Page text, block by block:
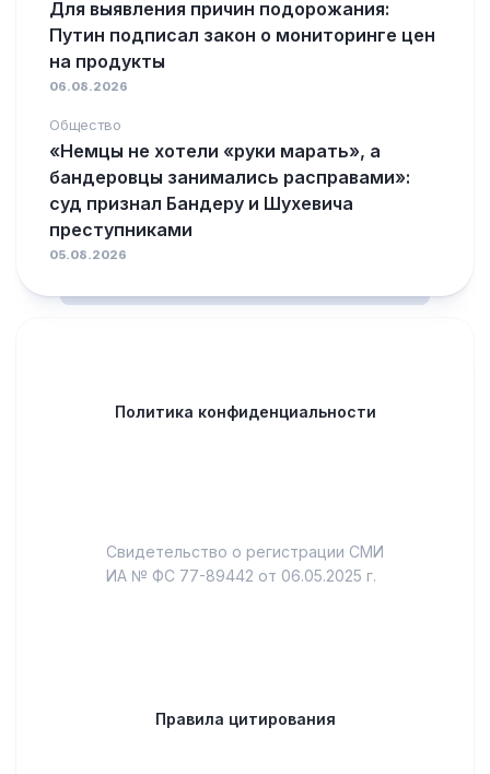
Для выявления причин подорожания:
Путин подписал закон о мониторинге цен
на продукты
06.08.2026
Общество
«Немцы не хотели «руки марать», а
бандеровцы занимались расправами»:
суд признал Бандеру и Шухевича
преступниками
05.08.2026
Политика конфиденциальности
Свидетельство о регистрации СМИ
ИА № ФС 77-89442 от 06.05.2025 г.
Правила цитирования